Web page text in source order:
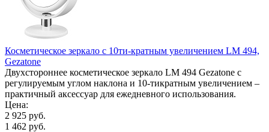
Косметическое зеркало с 10ти-кратным увеличением LM 494,
Gezatone
Двухстороннее косметическое зеркало LM 494 Gezatone с
регулируемым углом наклона и 10-тикратным увеличением –
практичный аксессуар для ежедневного использования.
Цена:
2 925 руб.
1 462 руб.